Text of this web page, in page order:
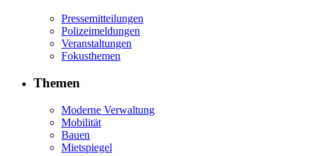
Pressemitteilungen
Polizeimeldungen
Veranstaltungen
Fokusthemen
Themen
Moderne Verwaltung
Mobilität
Bauen
Mietspiegel